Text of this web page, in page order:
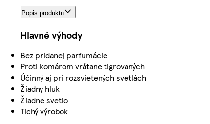
Popis produktu
Hlavné výhody
Bez pridanej parfumácie
Proti komárom vrátane tigrovaných
Účinný aj pri rozsvietených svetlách
Žiadny hluk
Žiadne svetlo
Tichý výrobok